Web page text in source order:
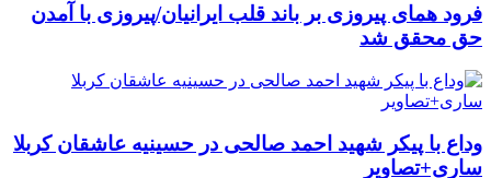
فرود همای پیروزی بر باند قلب ایرانیان/پیروزی با آمدن
حق محقق شد
وداع با پیکر شهید احمد صالحی‌ در حسینیه عاشقان کربلا
ساری+تصاویر